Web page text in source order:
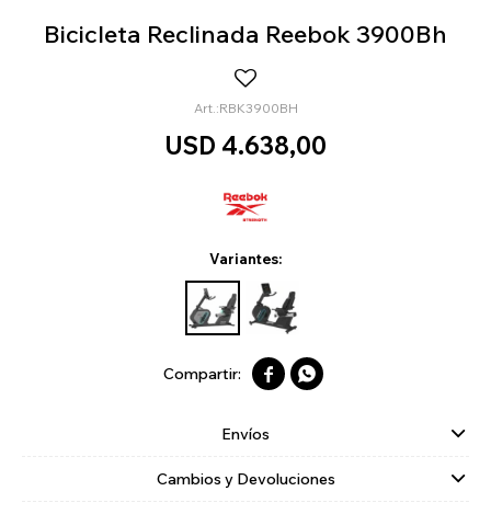
Bicicleta Reclinada Reebok 3900Bh
RBK3900BH
USD 4.638,00
Variantes:
 
Envíos
Cambios y Devoluciones